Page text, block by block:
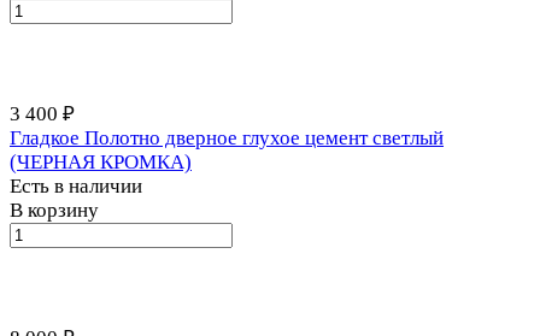
3 400 ₽
Гладкое Полотно дверное глухое цемент светлый
(ЧЕРНАЯ КРОМКА)
Есть в наличии
В корзину